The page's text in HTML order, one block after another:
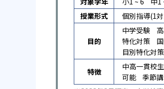
授業形式
個別指導(1
目的
中学受験
特化対策
目別特化対策
特徴
中高一貫校
可能
季節